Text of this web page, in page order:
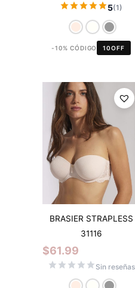
5(1)
-10% CÓDIGO 10OFF
BRASIER STRAPLESS
31116
$61.99
Sin reseñas